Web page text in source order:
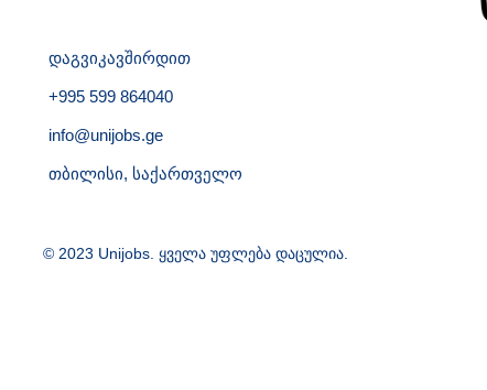
დაგვიკავშირდით
+995 599 864040
info@unijobs.ge
თბილისი, საქართველო
© 2023 Unijobs. ყველა უფლება დაცულია.